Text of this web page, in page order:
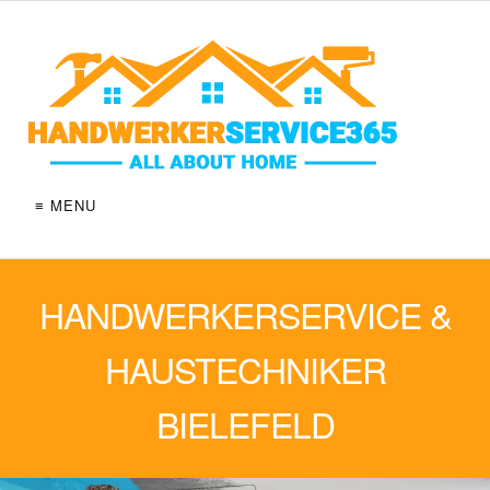
≡ MENU
HANDWERKERSERVICE &
HAUSTECHNIKER
BIELEFELD